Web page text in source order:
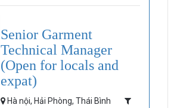
Senior Garment
Technical Manager
(Open for locals and
expat)
Hà nội, Hải Phòng, Thái Bình